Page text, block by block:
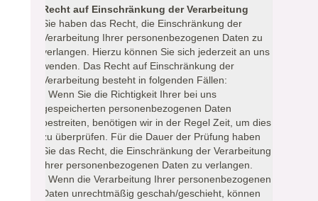
Recht auf Einschränkung der Verarbeitung
Sie haben das Recht, die Einschränkung der
Verarbeitung Ihrer personenbezogenen Daten zu
verlangen. Hierzu können Sie sich jederzeit an uns
wenden. Das Recht auf Einschränkung der
Verarbeitung besteht in folgenden Fällen:
- Wenn Sie die Richtigkeit Ihrer bei uns
gespeicherten personenbezogenen Daten
bestreiten, benötigen wir in der Regel Zeit, um dies
zu überprüfen. Für die Dauer der Prüfung haben
Sie das Recht, die Einschränkung der Verarbeitung
Ihrer personenbezogenen Daten zu verlangen.
- Wenn die Verarbeitung Ihrer personenbezogenen
Daten unrechtmäßig geschah/geschieht, können